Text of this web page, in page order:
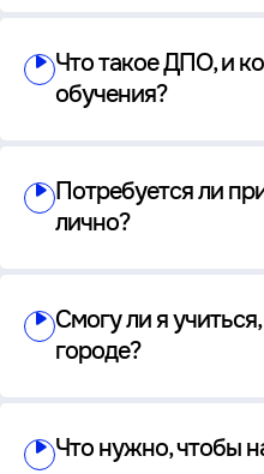
Что такое ДПО, и
обучения?
Потребуется ли
лично?
Смогу ли я
городе?
Что нужно, чтобы